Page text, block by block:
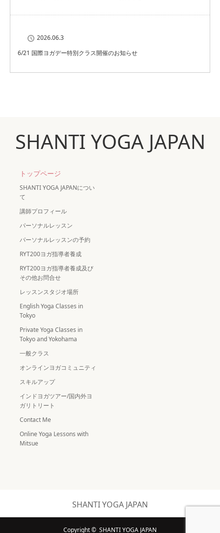
2026.06.3
6/21 国際ヨガデー特別クラス開催のお知らせ
SHANTI YOGA JAPAN
トップページ
SHANTI YOGA JAPANについ
て
講師プロフィール
パーソナルレッスン
パーソナルレッスンの予約
RYT200ヨガ指導者養成
RYT200ヨガ指導者養成及び
その他お問合せ
レッスンスタジオ場所
English Yoga Classes in
Tokyo
Private Yoga Classes in
Tokyo and Yokohama
一般クラス
オンラインヨガコミュニティ
スキルアップ
インドヨガツアー/国内外ヨ
ガリトリート
Contact Me
Online Yoga Lessons with
Mitsue
SHANTI YOGA JAPAN
Copyright © SHANTI YOGA JAPAN